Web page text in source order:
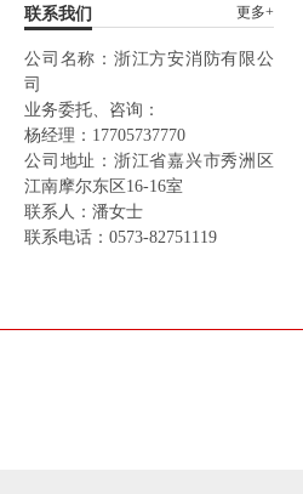
更多+
联系我们
公司名称：浙江方安消防有限公
司
业务委托、咨询：
杨经理：17705737770
公司地址：浙江省嘉兴市秀洲区
江南摩尔东区16-16室
联系人：潘女士
联系电话：0573-82751119